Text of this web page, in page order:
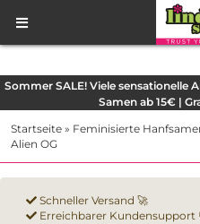
Sommer SALE! Viele sensationelle
Samen ab 15€ |
Startseite » Feminisierte
Alien OG
Schneller Versand 🚀
Erreichbarer Kundensupport